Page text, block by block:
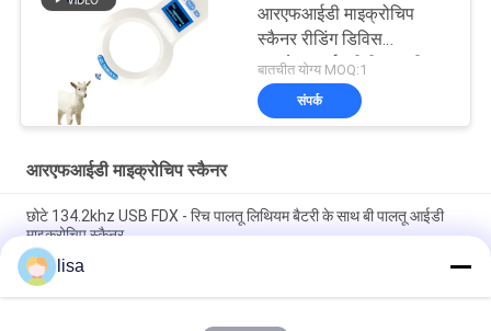
आरएफआईडी माइक्रोचिप
स्कैनर रीडिंग डिविस
एफओएफआईए पीटी200 रीडर
आईडी64
बातचीत योग्य MOQ:1
संपर्क
आरएफआईडी माइक्रोचिप स्कैनर
छोटे 134.2khz USB FDX - रिच पालतू लिथियम बैटरी के साथ बी पालतू आईडी
माइक्रोचिप स्कैनर
134.2 किलोहर्ट्ज़ आरएफआईडी माइक्रोचिप पशु स्कैनर पशुधन / पालतू पहचान के
लिए
lisa